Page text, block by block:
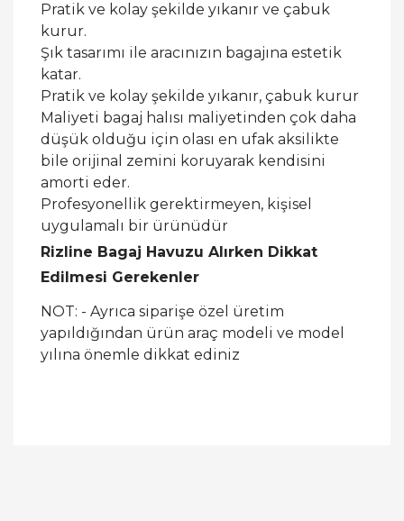
Pratik ve kolay şekilde yıkanır ve çabuk
kurur.
Şık tasarımı ile aracınızın bagajına estetik
katar.
Pratik ve kolay şekilde yıkanır, çabuk kurur
Maliyeti bagaj halısı maliyetinden çok daha
düşük olduğu için olası en ufak aksilikte
bile orijinal zemini koruyarak kendisini
amorti eder.
Profesyonellik gerektirmeyen, kişisel
uygulamalı bir ürünüdür
Rizline Bagaj Havuzu Alırken Dikkat
Edilmesi Gerekenler
NOT: - Ayrıca siparişe özel üretim
yapıldığından ürün araç modeli ve model
yılına önemle dikkat ediniz